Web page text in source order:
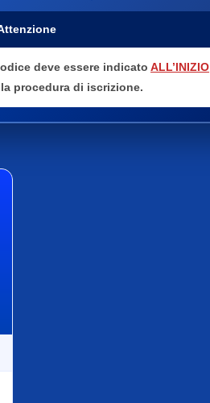
deve essere indicatoALL’INIZIO
procedura di iscrizione.